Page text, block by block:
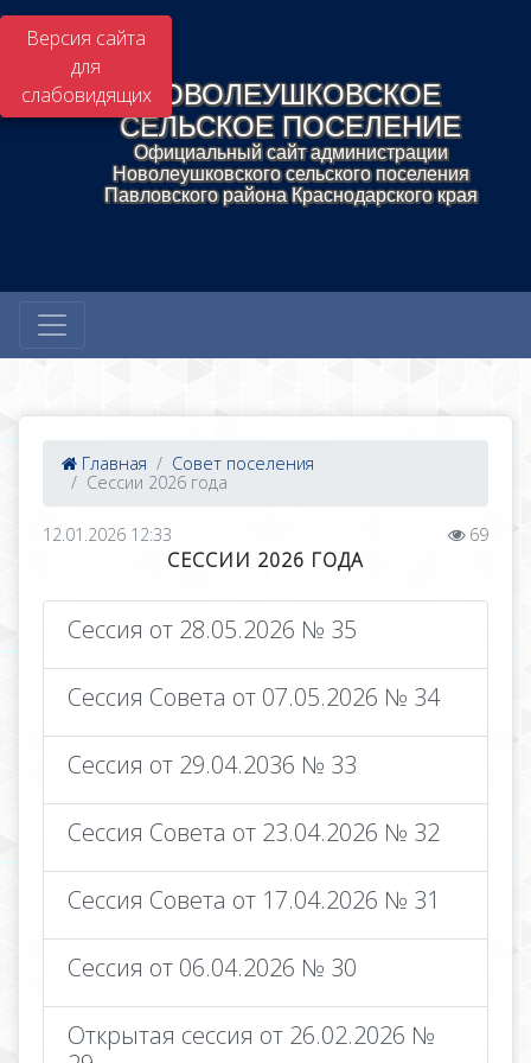
Версия сайта
для
слабовидящихНОВОЛЕУШКОВСКОЕ
СЕЛЬСКОЕ ПОСЕЛЕНИЕ
Официальный сайт администрации
Новолеушковского сельского поселения
Павловского района Краснодарского края
Главная
Совет поселения
Сессии 2026 года
12.01.2026 12:33 69
СЕССИИ 2026 ГОДА
Сессия от 28.05.2026 № 35
Сессия Совета от 07.05.2026 № 34
Сессия от 29.04.2036 № 33
Сессия Совета от 23.04.2026 № 32
Сессия Совета от 17.04.2026 № 31
Сессия от 06.04.2026 № 30
Открытая сессия от 26.02.2026 №